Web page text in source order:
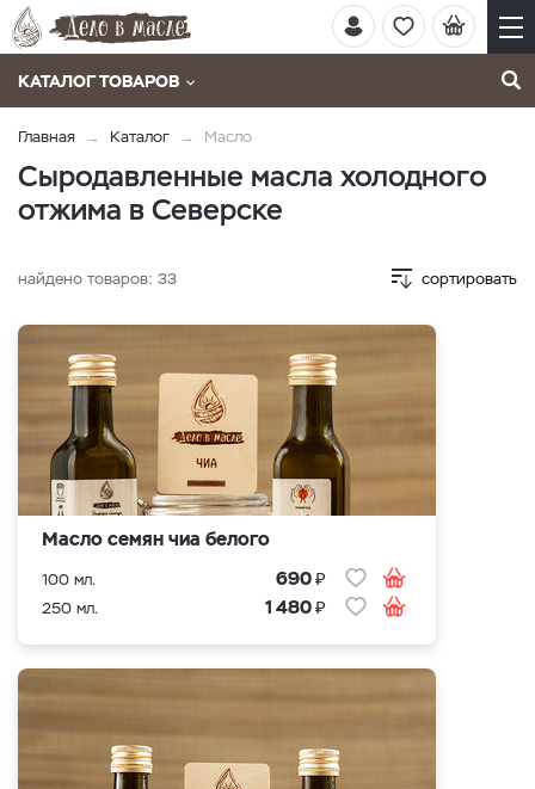
КАТАЛОГ ТОВАРОВ
Главная Каталог Масло
Сыродавленные масла холодного
отжима в Северске
найдено товаров: 33 сортировать
Масло семян чиа белого
100 мл. 690₽
250 мл. 1 480₽